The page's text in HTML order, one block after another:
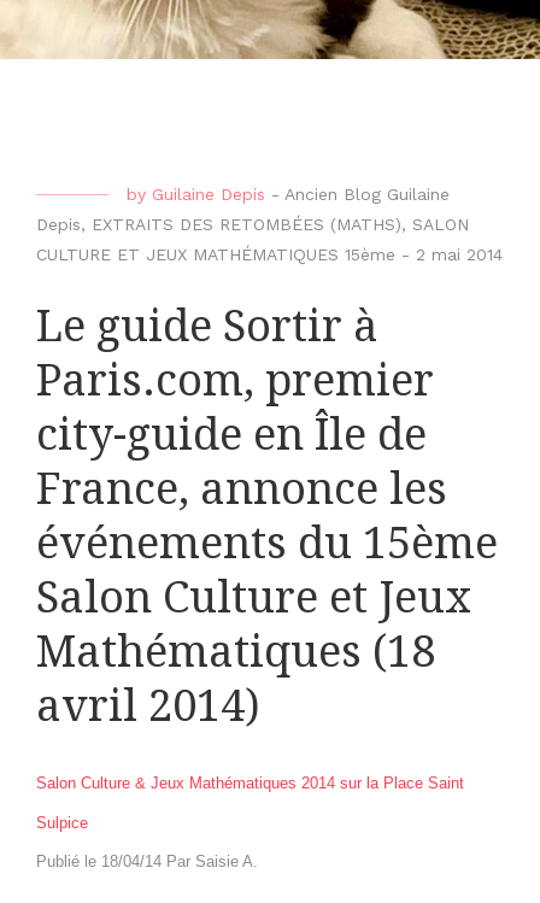
by Guilaine Depis - Ancien Blog Guilaine
Depis, EXTRAITS DES RETOMBÉES (MATHS), SALON
CULTURE ET JEUX MATHÉMATIQUES 15ème - 2 mai 2014
Le guide Sortir à
Paris.com, premier
city-guide en Île de
France, annonce les
événements du 15ème
Salon Culture et Jeux
Mathématiques (18
avril 2014)
Salon Culture & Jeux Mathématiques 2014 sur la Place Saint
Sulpice
Publié le 18/04/14 Par Saisie A.